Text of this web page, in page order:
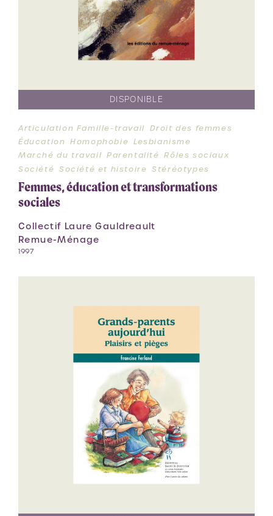
DISPONIBLE
Articulation Famille-travail
Droit des femmes
Éducation
Homophobie Lesbianisme
Marché du travail Parentalité Rôles sociaux
Société Société et histoire Stéréotypes
Femmes, éducation et transformations
sociales
Collectif Laure Gauldreault
Remue-Ménage
1997